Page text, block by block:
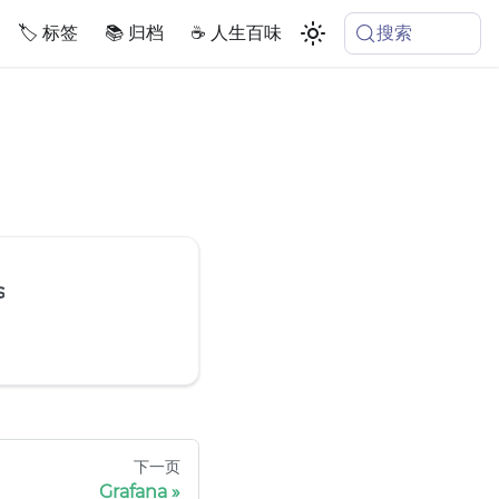
🏷️ 标签 📚 归档 ☕️ 人生百味 搜索
下一页
Grafana